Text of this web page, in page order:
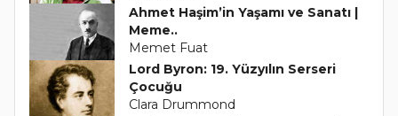
Ahmet Haşim’in Yaşamı ve Sanatı |
Meme..
Memet Fuat
Lord Byron: 19. Yüzyılın Serseri
Çocuğu
Clara Drummond